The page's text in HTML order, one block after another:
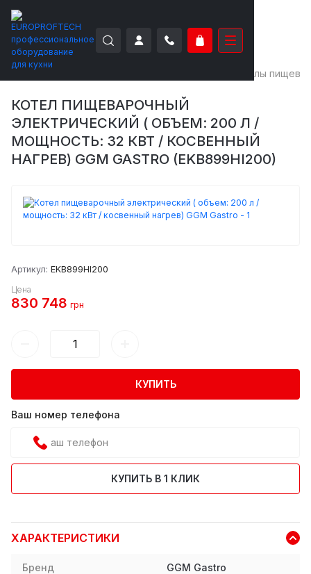
EUROPROFTECH Котлы
КОТЕЛ ПИЩЕВАРОЧНЫЙ
ЭЛЕКТРИЧЕСКИЙ ( ОБЪЕМ: 200 Л /
МОЩНОСТЬ: 32 КВТ / КОСВЕННЫЙ
НАГРЕВ) GGM GASTRO (EKB899HI200)
Артикул: EKB899HI200
Цена
830 748 грн
КУПИТЬ
Ваш номер телефона
КУПИТЬ В 1 КЛИК
ХАРАКТЕРИСТИКИ
Бренд GGM Gastro